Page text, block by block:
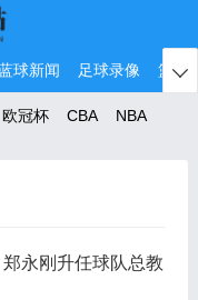
球新闻 足球录像 篮球

欧冠杯 CBA NBA
永刚升任球队总教